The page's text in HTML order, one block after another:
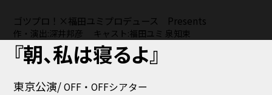
ゴツプロ！×福田ユミプロデュース Presents
作・演出:深井邦彦 キャスト:福田ユミ 泉知束
『朝、私は寝るよ』
東京公演/OFF・OFFシアター